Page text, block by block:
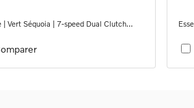
| Vert Séquoia | 7-speed Dual Clutch